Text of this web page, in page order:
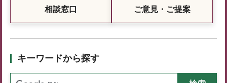
相談窓口 ご意見・ご提案
キーワードから探す